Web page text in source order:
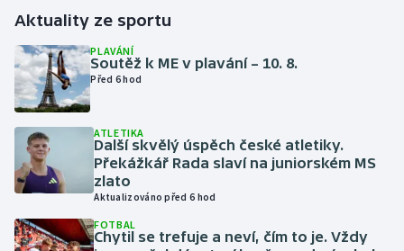
Gymnastika
Házená
Jezdectví
Judo
Krasobruslení
Lezení
Aktuality ze sportu
PLAVÁNÍ
Soutěž k ME v plavání – 10. 8.
Před 6 hod
ATLETIKA
Další skvělý úspěch české atletiky.
Překážkář Rada slaví na juniorském MS
zlato
Aktualizováno před 6 hod
FOTBAL
Chytil se trefuje a neví, čím to je. Vždy